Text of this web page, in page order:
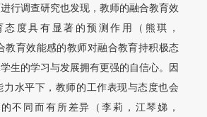
行调查研究也发现，教师的融合教育效
度具有显著的预测作用（熊琪，
教育效能感的教师对融合教育持积极态
生的学习与发展拥有更强的自信心。因
力水平下，教师的工作表现与态度也会
不同而有所差异（李莉，江琴娣，